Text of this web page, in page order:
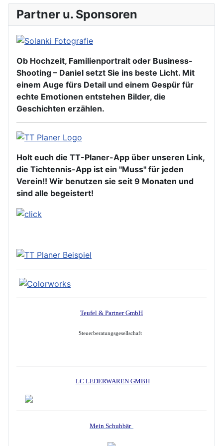
Partner u. Sponsoren
Ob Hochzeit, Familienportrait oder Business-
Shooting – Daniel setzt Sie ins beste Licht. Mit
einem Auge fürs Detail und einem Gespür für
echte Emotionen entstehen Bilder, die
Geschichten erzählen.
Holt euch die TT-Planer-App über unseren Link,
die Tichtennis-App ist ein "Muss" für jeden
Verein!! Wir benutzen sie seit 9 Monaten und
sind alle begeistert!
Teufel & Partner GmbH
Steuerberatungsgesellschaft
LC LEDERWAREN GMBH
Mein Schuhbär